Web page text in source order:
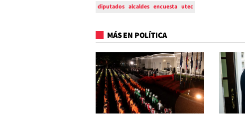
diputados alcaldes encuesta utec
MÁS EN POLÍTICA